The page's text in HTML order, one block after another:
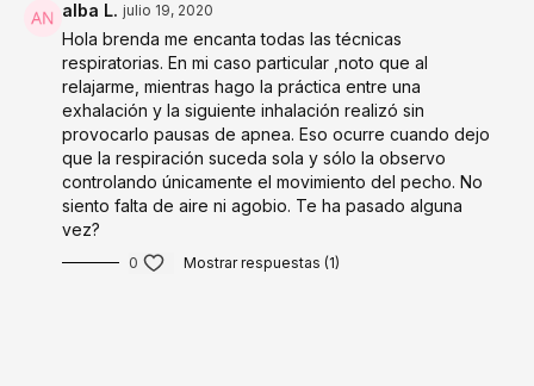
alba L. julio 19, 2020
Hola brenda me encanta todas las técnicas
respiratorias. En mi caso particular ,noto que al
relajarme, mientras hago la práctica entre una
exhalación y la siguiente inhalación realizó sin
provocarlo pausas de apnea. Eso ocurre cuando dejo
que la respiración suceda sola y sólo la observo
controlando únicamente el movimiento del pecho. No
siento falta de aire ni agobio. Te ha pasado alguna
vez?
0 Mostrar respuestas (1)